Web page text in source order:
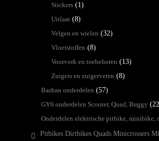
Stickers (1)
Uitlaat (8)
Velgen en wielen (32)
Vloeistoffen (8)
Voorvork en toebehoren (13)
Zuigers en zuigerveren (8)
Bashan onderdelen (57)
GY6 onderdelen Scooter, Quad, Buggy
Onderdelen elektrische pitbike, minibike,
Pitbikes Dirtbikes Quads Minicrossers